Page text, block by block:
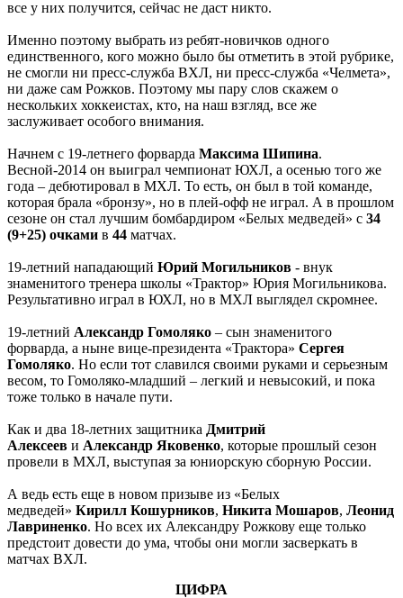
все у них получится, сейчас не даст никто.
Именно поэтому выбрать из ребят-новичков одного
единственного, кого можно было бы отметить в этой рубрике,
не смогли ни пресс-служба ВХЛ, ни пресс-служба «Челмета»,
ни даже сам Рожков. Поэтому мы пару слов скажем о
нескольких хоккеистах, кто, на наш взгляд, все же
заслуживает особого внимания.
Начнем с 19-летнего форварда Максима Шипина.
Весной-2014 он выиграл чемпионат ЮХЛ, а осенью того же
года – дебютировал в МХЛ. То есть, он был в той команде,
которая брала «бронзу», но в плей-офф не играл. А в прошлом
сезоне он стал лучшим бомбардиром «Белых медведей» с 34
(9+25) очками в 44 матчах.
19-летний нападающий Юрий Могильников - внук
знаменитого тренера школы «Трактор» Юрия Могильникова.
Результативно играл в ЮХЛ, но в МХЛ выглядел скромнее.
19-летний Александр Гомоляко – сын знаменитого
форварда, а ныне вице-президента «Трактора» Сергея
Гомоляко. Но если тот славился своими руками и серьезным
весом, то Гомоляко-младший – легкий и невысокий, и пока
тоже только в начале пути.
Как и два 18-летних защитника Дмитрий
Алексеев и Александр Яковенко, которые прошлый сезон
провели в МХЛ, выступая за юниорскую сборную России.
А ведь есть еще в новом призыве из «Белых
медведей» Кирилл Кошурников, Никита Мошаров, Леонид
Лавриненко. Но всех их Александру Рожкову еще только
предстоит довести до ума, чтобы они могли засверкать в
матчах ВХЛ.
ЦИФРА